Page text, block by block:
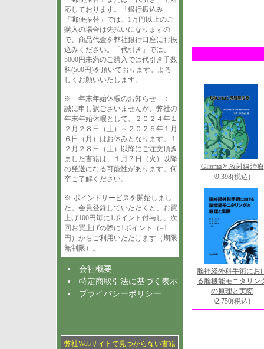
応しております。「銀行振込み」
「郵便振替」では、1万円以上のご
購入の場合は先払いになりますの
で、商品代金を弊社銀行口座にお振
込みください。「代引き」では、
5000円未満のご購入では代引き手数
料(500円)を頂いております。よろ
しくお願いいたします。
※ 年末年始休暇のお知らせ ：
誠に申し訳ございませんが、弊社の
年末年始休暇として、２０２４年１
２月２８日（土）～２０２５年１月
６日（月）はお休みとなります。１
２月２８日（土）以降にご注文頂き
ました書籍は、１月７日（火）以降
の発送になる可能性があります。何
卒ご了解ください。
※ ポイントサービスを開始しまし
た。会員登録していただくと、お買
上げ100円毎に1ポイント付与し、次
回お買上げの際に1ポイント（=1
円）からご利用いただけます（期限
無制限）。
会社概要
特定商取引法に基づく表示
プライバシーポリシー
弊社Webサイトで見つからない書籍
Gliomaと放射線治療
\9,398(税込)
脳神経外科手術にお
る脳機能モニタリン
の原理と実際
\2,750(税込)